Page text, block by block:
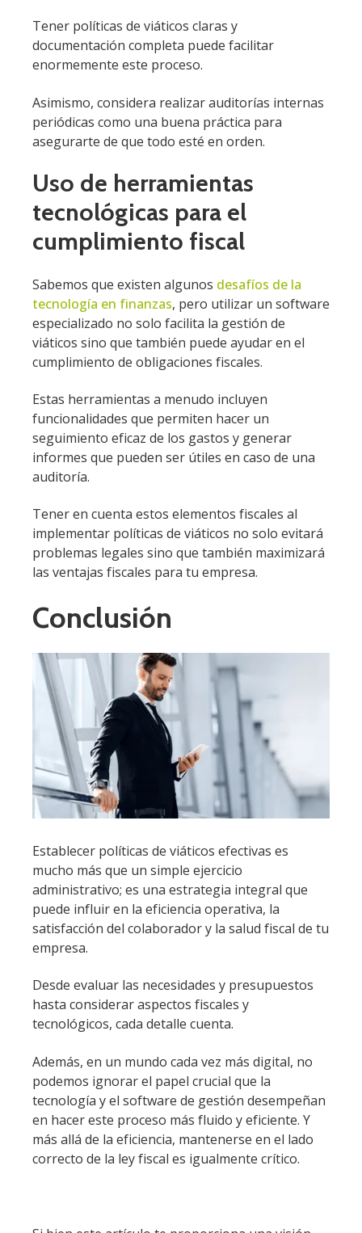
Tener políticas de viáticos claras y
documentación completa puede facilitar
enormemente este proceso.
Asimismo, considera realizar auditorías internas
periódicas como una buena práctica para
asegurarte de que todo esté en orden.
Uso de herramientas
tecnológicas para el
cumplimiento fiscal
Sabemos que existen algunos desafíos de la
tecnología en finanzas, pero utilizar un software
especializado no solo facilita la gestión de
viáticos sino que también puede ayudar en el
cumplimiento de obligaciones fiscales.
Estas herramientas a menudo incluyen
funcionalidades que permiten hacer un
seguimiento eficaz de los gastos y generar
informes que pueden ser útiles en caso de una
auditoría.
Tener en cuenta estos elementos fiscales al
implementar políticas de viáticos no solo evitará
problemas legales sino que también maximizará
las ventajas fiscales para tu empresa.
Conclusión
Establecer políticas de viáticos efectivas es
mucho más que un simple ejercicio
administrativo; es una estrategia integral que
puede influir en la eficiencia operativa, la
satisfacción del colaborador y la salud fiscal de tu
empresa.
Desde evaluar las necesidades y presupuestos
hasta considerar aspectos fiscales y
tecnológicos, cada detalle cuenta.
Además, en un mundo cada vez más digital, no
podemos ignorar el papel crucial que la
tecnología y el software de gestión desempeñan
en hacer este proceso más fluido y eficiente. Y
más allá de la eficiencia, mantenerse en el lado
correcto de la ley fiscal es igualmente crítico.